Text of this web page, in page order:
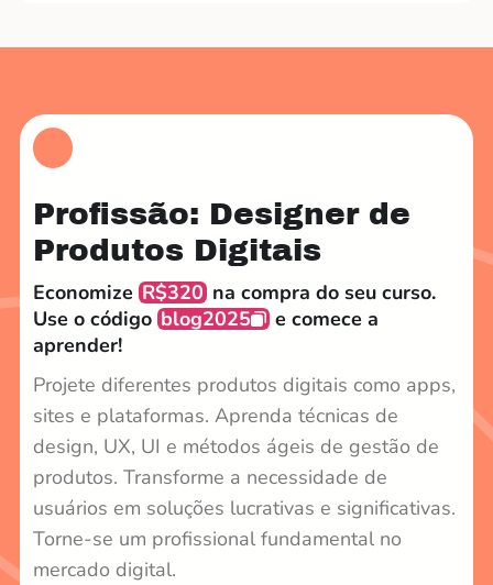
Profissão: Designer de
Produtos Digitais
Economize R$320 na compra do seu curso.
Use o código blog2025
e comece a
aprender!
Projete diferentes produtos digitais como apps,
sites e plataformas. Aprenda técnicas de
design, UX, UI e métodos ágeis de gestão de
produtos. Transforme a necessidade de
usuários em soluções lucrativas e significativas.
Torne-se um profissional fundamental no
mercado digital.